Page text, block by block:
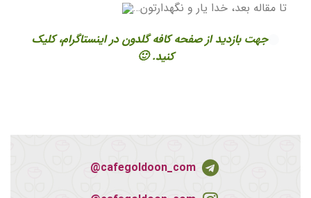
تا مقاله بعد، خدا یار و نگهدارتون…
جهت بازدید از صفحه کافه گلدون در اینستاگرام، کلیک
کنید. 🙂
cafegoldoon_com@